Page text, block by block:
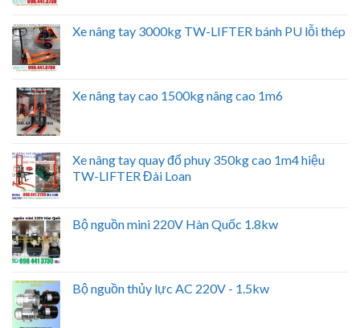
Xe nâng tay 3000kg TW-LIFTER bánh PU lỗi thép
Xe nâng tay cao 1500kg nâng cao 1m6
Xe nâng tay quay đổ phuy 350kg cao 1m4 hiệu
TW-LIFTER Đài Loan
Bộ nguồn mini 220V Hàn Quốc 1.8kw
Bộ nguồn thủy lực AC 220V - 1.5kw